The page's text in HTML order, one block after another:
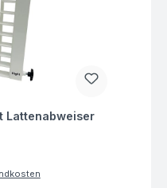
Lattenabweiser